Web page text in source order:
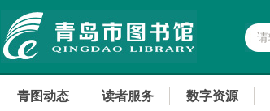
青图动态 读者服务 数字资源